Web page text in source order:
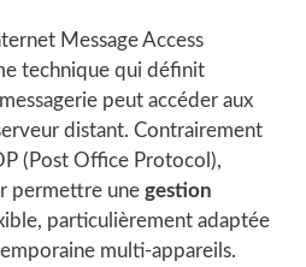
Message Access
technique qui définit
peut accéder aux
distant. Contrairement
(Post Office Protocol),
permettre une gestion
particulièrement adaptée
multi-appareils.